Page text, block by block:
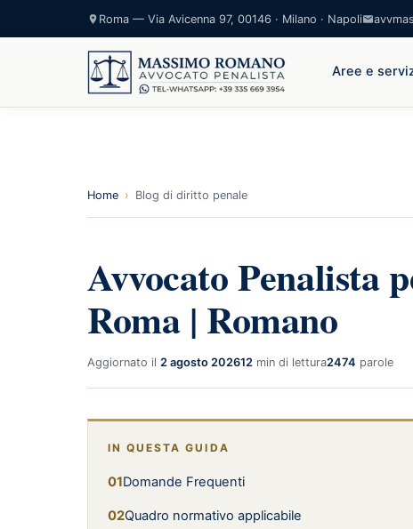
Roma — Via Avicenna 97, 00146 · Milano · Napoli
Aree e
Home › Blog di diritto penale
Avvocato Penalista
Roma | Romano
Aggiornato il 2 agosto 202612 min di lettura2474 parole
IN QUESTA GUIDA
Domande Frequenti
Quadro normativo applicabile